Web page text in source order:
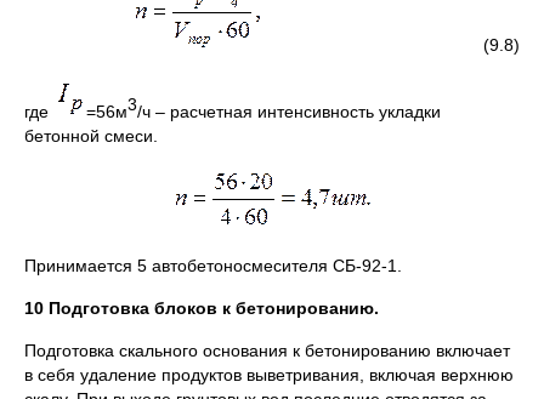
(9.8)
где =56м3/ч – расчетная интенсивность укладки
бетонной смеси.
Принимается 5 автобетоносмесителя СБ-92-1.
10 Подготовка блоков к бетонированию.
Подготовка скального основания к бетонированию включает
в себя удаление продуктов выветривания, включая верхнюю